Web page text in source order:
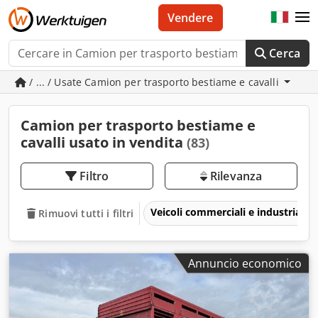
Cerca
Vendere
/ ... / Usate Camion per trasporto bestiame e cavalli
Camion per trasporto bestiame e
cavalli usato in vendita (83)
Filtro Rilevanza
Rimuovi tutti i filtri Veicoli commerciali e industriali
Annuncio economico